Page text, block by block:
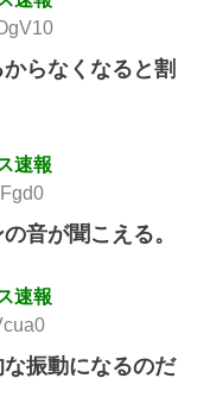
らなくなると割
速報
音が聞こえる。
速報
振動になるのだ